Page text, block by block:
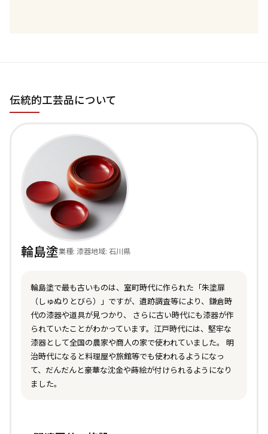
伝統的工芸品について
輪島塗業種: 漆器地域: 石川県
輪島塗で最も古いものは、室町時代に作られた「朱塗扉
（しゅぬりとびら）」ですが、遺跡調査等により、鎌倉時
代の漆器や道具が見つかり、 さらに古い時代にも漆器が作
られていたことがわかっています。江戸時代には、堅牢な
漆器として全国の農家や商人の家で使われていました。 明
治時代になると料理屋や旅館等でも使われるようになっ
て、だんだんと豪華な沈金や蒔絵が付けられるようになり
ました。